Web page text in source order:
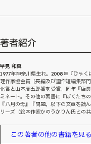
著者紹介
早見 和真
1977年神奈川県生れ。2008年『ひゃ
理作家協会賞（長編及び連作短編集部
化賞と山本周五郎賞を受賞。同年『店
ミネート。その他の著書に『ぼくたち
『八月の母』『問題。以下の文章を読
リーズ（絵本作家かのうかりん氏との
この著者の他の書籍を見る